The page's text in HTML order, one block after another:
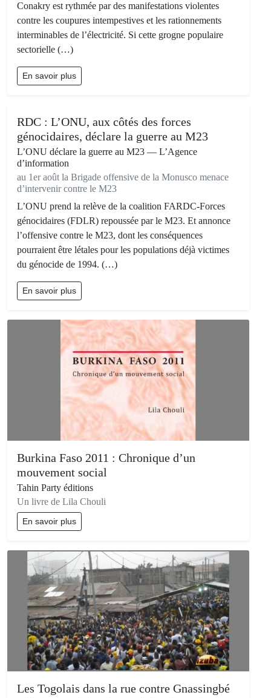
Conakry est rythmée par des manifestations violentes
contre les coupures intempestives et les rationnements
interminables de l’électricité. Si cette grogne populaire
sectorielle (…)
En savoir plus
RDC : L’ONU, aux côtés des forces
génocidaires, déclare la guerre au M23
L’ONU déclare la guerre au M23 — L’Agence
d’information
au 1er août la Brigade offensive de la Monusco menace
d’intervenir contre le M23
L’ONU prend la relève de la coalition FARDC-Forces
génocidaires (FDLR) repoussée par le M23. Et annonce
l’offensive contre le M23, dont les conséquences
pourraient être létales pour les populations déjà victimes
du génocide de 1994. (…)
En savoir plus
Burkina Faso 2011 : Chronique d’un
mouvement social
Tahin Party éditions
Un livre de Lila Chouli
En savoir plus
Les Togolais dans la rue contre Gnassingbé